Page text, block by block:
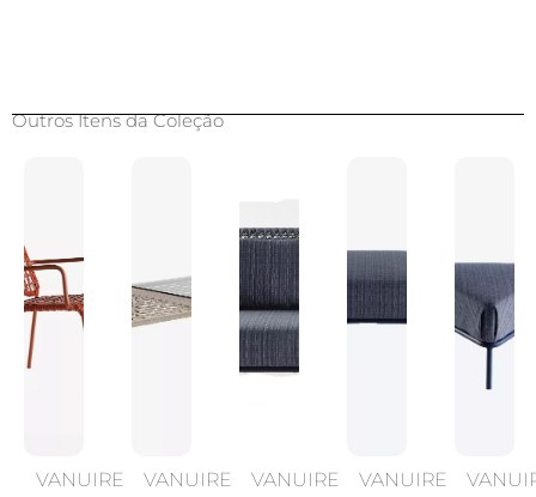
Outros Itens da Coleção
VANUIRE
VANUIRE
VANUIRE
VANUIRE